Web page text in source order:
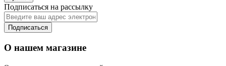
Подписаться на рассылку
Подписаться
О нашем магазине